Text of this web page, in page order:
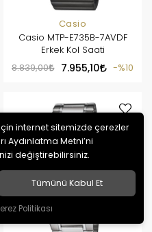
Casio
Casio MTP-E735B-7AVDF
Erkek Kol Saati
8.839,00
7.955,10 %10
internet sitemizde çerezler
Aydınlatma Metni’ni
değiştirebilirsiniz.
Tümünü Kabul Et
Politikası